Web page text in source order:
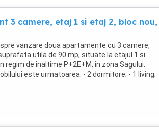
3 camere, etaj 1 si etaj 2, bloc nou,
vanzare doua apartamente cu 3 camere,
utila de 90 mp, situate la etajul 1 si
regim de inaltime P+2E+M, in zona Sagului.
este urmatoarea: - 2 dormitore; - 1 living;
- ...